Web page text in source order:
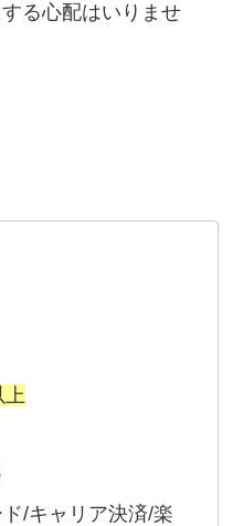
る心配はいりませ
上
/キャリア決済/楽